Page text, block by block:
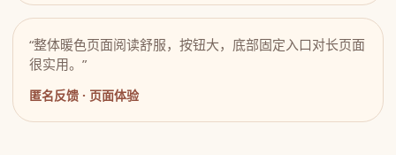
“整体暖色页面阅读舒服，按钮大，底部固定入口对长页面
很实用。”
匿名反馈 · 页面体验